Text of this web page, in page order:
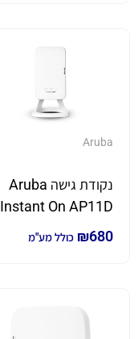
Aruba
נקודת גישה Aruba
Instant On AP11D
₪680 כולל מע"מ